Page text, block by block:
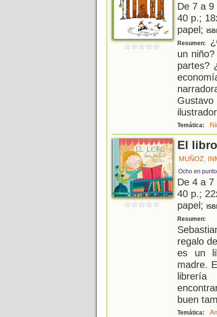
De 7 a
40 p.;
papel;
Resumen:
un
partes?
Temática:
El
MUÑOZ,
Ocho en punto
De 4 a
40 p.;
papel;
Resumen:
regalo
es un
madre.
buen
Temática: